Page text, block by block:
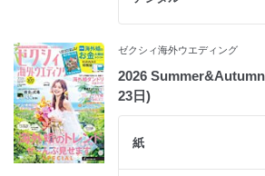
ゼクシィ海外ウエディング
2026 Summer&Autumn
23日)
紙